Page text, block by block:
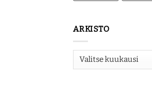
ARKISTO
Arkisto